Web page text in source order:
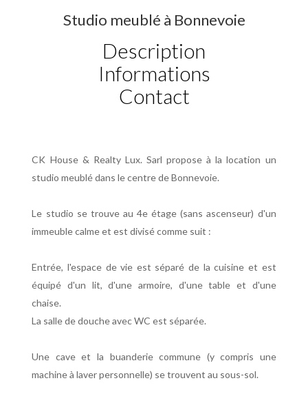
Studio meublé à Bonnevoie
Description
Informations
Contact
CK House & Realty Lux. Sarl propose à la location un
studio meublé dans le centre de Bonnevoie.
Le studio se trouve au 4e étage (sans ascenseur) d'un
immeuble calme et est divisé comme suit :
Entrée, l'espace de vie est séparé de la cuisine et est
équipé d'un lit, d'une armoire, d'une table et d'une
chaise.
La salle de douche avec WC est séparée.
Une cave et la buanderie commune (y compris une
machine à laver personnelle) se trouvent au sous-sol.